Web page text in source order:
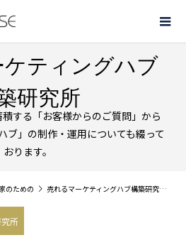
ティングハブ
研究所
する「お客様からのご質問」から
ブ」の制作・運用についても綴って
おります。
のための 売れるマーケティングハブ構築研究所
所